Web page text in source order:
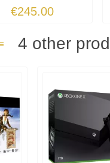
€245.00
4 other